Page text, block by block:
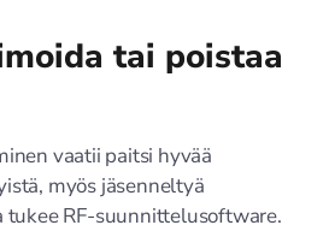
tai poistaa
vaatii paitsi hyvää
myös jäsenneltyä
tukee RF-suunnittelusoftware.